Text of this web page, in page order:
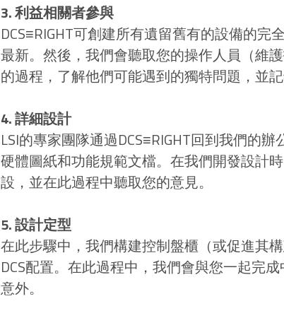
3. 利益相關者參與
DCS≡RIGHT可創建所有遺留舊有的設備的
最新。然後，我們會聽取您的操作人員（維
的過程，了解他們可能遇到的獨特問題，並記
4. 詳細設計
LSI的專家團隊通過DCS≡RIGHT回到我們的
硬體圖紙和功能規範文檔。在我們開發設計
設，並在此過程中聽取您的意見。
5. 設計定型
在此步驟中，我們構建控制盤櫃（或促進其
DCS配置。在此過程中，我們會與您一起完
意外。